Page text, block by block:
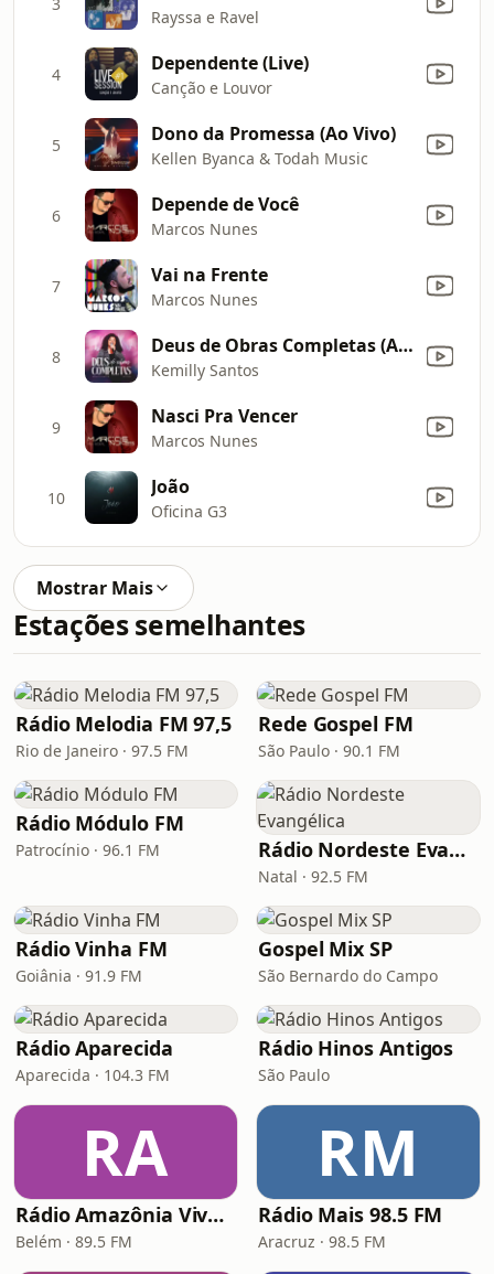
Rayssa e Ravel
4 Dependente (Live)
Canção e Louvor
5 Dono da Promessa (Ao Vivo)
Kellen Byanca & Todah Music
6 Depende de Você
Marcos Nunes
7 Vai na Frente
Marcos Nunes
8 Deus de Obras Completas (Ao Vivo)
Kemilly Santos
9 Nasci Pra Vencer
Marcos Nunes
10 João
Oficina G3
Mostrar Mais
Estações semelhantes
Rádio Melodia FM 97,5
Rio de Janeiro · 97.5 FM
Rede Gospel FM
São Paulo · 90.1 FM
Rádio Módulo FM
Patrocínio · 96.1 FM Rádio Nordeste Evangélica
Natal · 92.5 FM
Rádio Vinha FM
Goiânia · 91.9 FM
Gospel Mix SP
São Bernardo do Campo
Rádio Aparecida
Aparecida · 104.3 FM
Rádio Hinos Antigos
São Paulo
RA
Rádio Amazônia Viva FM
Belém · 89.5 FM
RM
Rádio Mais 98.5 FM
Aracruz · 98.5 FM